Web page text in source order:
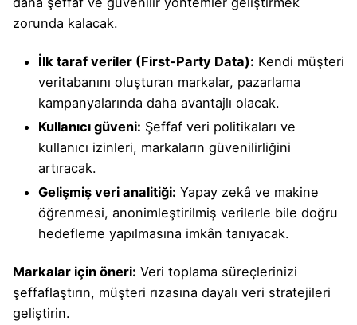
zorunda kalacak.
İlk taraf veriler (First-Party Data): Kendi müşteri
veritabanını oluşturan markalar, pazarlama
kampanyalarında daha avantajlı olacak.
Kullanıcı güveni: Şeffaf veri politikaları ve
kullanıcı izinleri, markaların güvenilirliğini
artıracak.
Gelişmiş veri analitiği: Yapay zekâ ve makine
öğrenmesi, anonimleştirilmiş verilerle bile doğru
hedefleme yapılmasına imkân tanıyacak.
Markalar için öneri: Veri toplama süreçlerinizi
şeffaflaştırın, müşteri rızasına dayalı veri stratejileri
geliştirin.